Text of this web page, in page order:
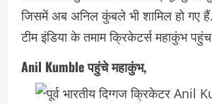
जिसमें अब अनिल कुंबले भी शामिल हो गए
टीम इंडिया के तमाम क्रिकेटर्स महाकुंभ
Anil Kumble पहुंचे महाकुंभ,